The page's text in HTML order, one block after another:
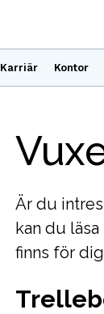
Karriär Kontor
Är du
kan du
finns för